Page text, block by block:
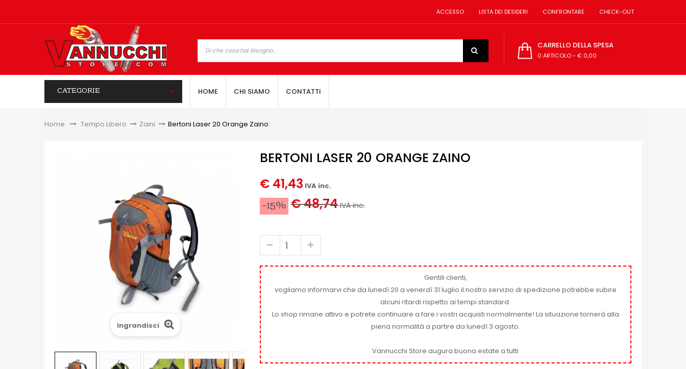
ACCESSO LISTA DEI DESIDERI CONFRONTARE CHECK-OUT
CARRELLO DELLA SPESA
0 ARTICOLO- € 0,00
CATEGORIE HOME CHI SIAMO CONTATTI
Home &gt;Tempo Libero > Zaini > Bertoni Laser 20 Orange Zaino
Ingrandisci
BERTONI LASER 20 ORANGE ZAINO
€ 41,43 IVA inc.
-15% € 48,74IVA inc.
Gentili clienti,
vogliamo informarvi che da lunedì 20 a venerdì 31 luglio il nostro servizio di spedizione potrebbe subire
alcuni ritardi rispetto ai tempi standard.
Lo shop rimane attivo e potrete continuare a fare i vostri acquisti normalmente! La situazione tornerà alla
piena normalità a partire da lunedì 3 agosto.
Vannucchi Store augura buona estate a tutti